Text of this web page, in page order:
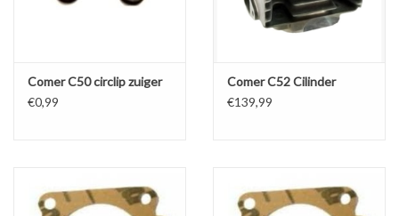
Comer C50 circlip zuiger
€0,99
Comer C52 Cilinder
€139,99